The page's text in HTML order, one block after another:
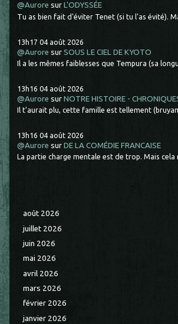
@Aurore surL'ODYSSÉE
Tu as bien fait d'éviter Tenet (si tu l'as évité).
13h17 04 août 2026
@Aurore surSOUS LE CIEL DE KYOTO
Il a les mêmes faiblesses que Tempura (sa
13h16 04 août 2026
@Aurore surNOTRE HISTOIRE -
Il t'aurait plu, cette famille est tellement
13h16 04 août 2026
@Aurore surDE LA COMÉDIE FRANCAISE
La partie charge mentale est de trop. Mais cela
août 2026
juillet 2026
juin 2026
mai 2026
avril 2026
mars 2026
février 2026
janvier 2026